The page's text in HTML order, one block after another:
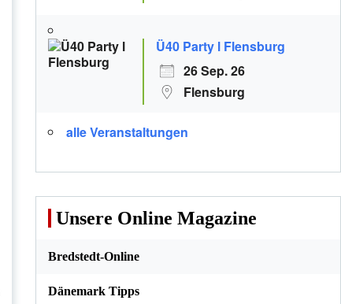
Ü40 Party l Flensburg
26 Sep. 26
Flensburg
alle Veranstaltungen
Unsere Online Magazine
Bredstedt-Online
Dänemark Tipps